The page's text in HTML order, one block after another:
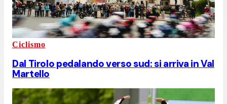
Ciclismo
Dal Tirolo pedalando verso sud: si arriva in Val
Martello